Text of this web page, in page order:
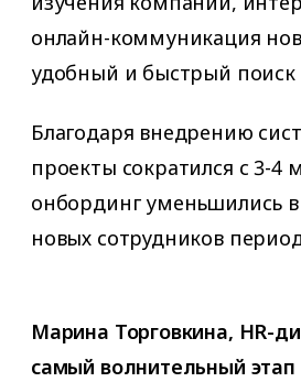
онлайн-коммуникация
удобный и быстрый
Благодаря внедрению
проекты сократился с 3-4
онбординг уменьшились в
новых сотрудников
Марина Торговкина, HR-
самый волнительный